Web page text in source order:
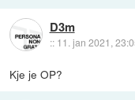
D3m
:: 11. jan 2021,
Kje je OP?